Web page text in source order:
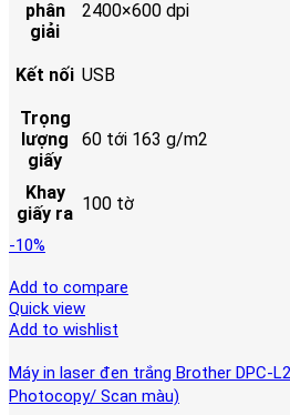
phân
giải
2400×600 dpi
Kết nối USB
Trọng
lượng
giấy
60 tới 163 g/m2
Khay
giấy ra 100 tờ
-10%
Add to compare
Quick view
Add to wishlist
Máy in laser đen trắng Brother DPC-
Photocopy/ Scan màu)